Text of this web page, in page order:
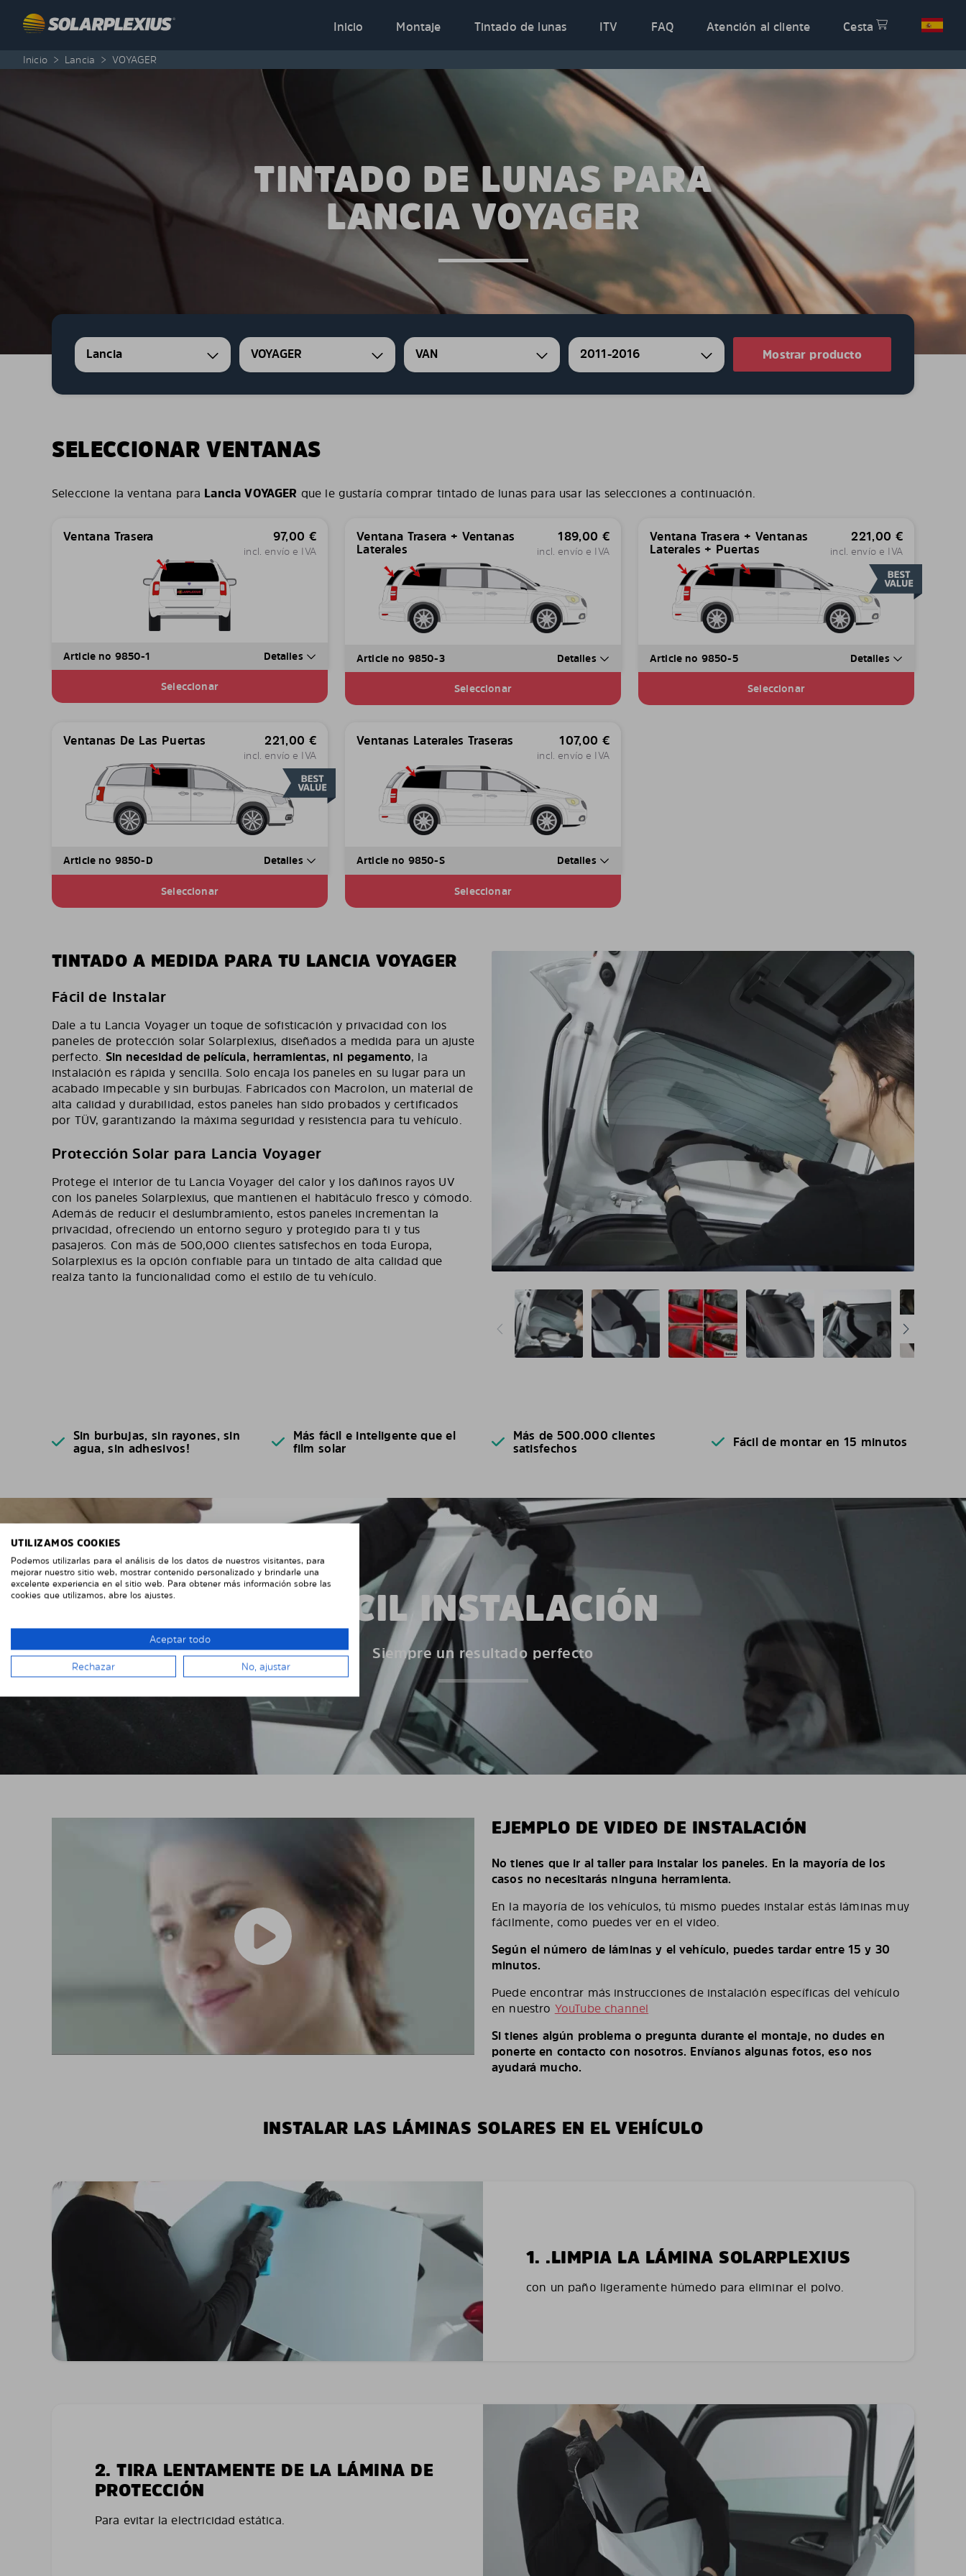
Inicio
Montaje Tintado de lunas ITV FAQ Atención al cliente Cesta
Inicio > Lancia > VOYAGER
TINTADO DE LUNAS PARA
LANCIA VOYAGER
Lancia VOYAGER VAN 2011-2016 Mostrar producto
SELECCIONAR VENTANAS
Seleccione la ventana para Lancia VOYAGER que le gustaría comprar tintado de lunas para usar las selecciones a continuación.
Ventana Trasera 97,00 €
incl. envío e IVA
Article no 9850-1 Detalles
Seleccionar
Ventana Trasera + Ventanas
Laterales
189,00 €
incl. envío e IVA
Article no 9850-3 Detalles
Seleccionar
Ventana Trasera + Ventanas
Laterales + Puertas
221,00 €
incl. envío e IVA
Article no 9850-5 Detalles
Seleccionar
Ventanas De Las Puertas 221,00 €
incl. envío e IVA
Article no 9850-D Detalles
Seleccionar
Ventanas Laterales Traseras 107,00 €
incl. envío e IVA
Article no 9850-S Detalles
Seleccionar
TINTADO A MEDIDA PARA TU LANCIA VOYAGER
Fácil de Instalar
Dale a tu Lancia Voyager un toque de sofisticación y privacidad con los
paneles de protección solar Solarplexius, diseñados a medida para un ajuste
perfecto. Sin necesidad de película, herramientas, ni pegamento, la
instalación es rápida y sencilla. Solo encaja los paneles en su lugar para un
acabado impecable y sin burbujas. Fabricados con Macrolon, un material de
alta calidad y durabilidad, estos paneles han sido probados y certificados
por TÜV, garantizando la máxima seguridad y resistencia para tu vehículo.
Protección Solar para Lancia Voyager
Protege el interior de tu Lancia Voyager del calor y los dañinos rayos UV
con los paneles Solarplexius, que mantienen el habitáculo fresco y cómodo.
Además de reducir el deslumbramiento, estos paneles incrementan la
privacidad, ofreciendo un entorno seguro y protegido para ti y tus
pasajeros. Con más de 500,000 clientes satisfechos en toda Europa,
Solarplexius es la opción confiable para un tintado de alta calidad que
realza tanto la funcionalidad como el estilo de tu vehículo.
Sin burbujas, sin rayones, sin
agua, sin adhesivos!
Más fácil e inteligente que el
film solar
Más de 500.000 clientes
satisfechos
Fácil de montar en 15 minutos
FÁCIL INSTALACIÓN
Siempre un resultado perfecto
EJEMPLO DE VIDEO DE INSTALACIÓN
No tienes que ir al taller para instalar los paneles. En la mayoría de los
casos no necesitarás ninguna herramienta.
En la mayoría de los vehículos, tú mismo puedes instalar estás láminas muy
fácilmente, como puedes ver en el video.
Según el número de láminas y el vehículo, puedes tardar entre 15 y 30
minutos.
Puede encontrar más instrucciones de instalación específicas del vehículo
en nuestro YouTube channel
Si tienes algún problema o pregunta durante el montaje, no dudes en
ponerte en contacto con nosotros. Envíanos algunas fotos, eso nos
ayudará mucho.
INSTALAR LAS LÁMINAS SOLARES EN EL VEHÍCULO
1. .LIMPIA LA LÁMINA SOLARPLEXIUS
con un paño ligeramente húmedo para eliminar el polvo.
2. TIRA LENTAMENTE DE LA LÁMINA DE
PROTECCIÓN
Para evitar la electricidad estática.
UTILIZAMOS COOKIES
Podemos utilizarlas para el análisis de los datos de nuestros visitantes, para
mejorar nuestro sitio web, mostrar contenido personalizado y brindarle una
excelente experiencia en el sitio web. Para obtener más información sobre las
cookies que utilizamos, abre los ajustes.
Aceptar todo
Rechazar No, ajustar